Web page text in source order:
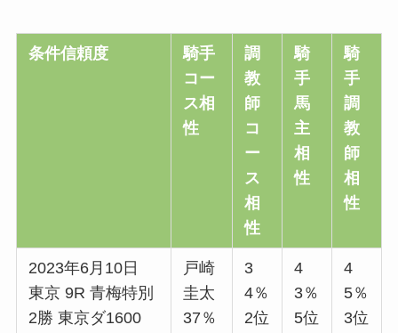
条件信頼度
騎手
コー
ス相
性
調
教
師
コ
ー
ス
相
性
騎
手
馬
主
相
性
騎
手
調
教
師
相
性
2023年6月10日
東京 9R 青梅特別
2勝 東京ダ1600
戸崎
圭太
37％
3
4％
2位
4
3％
5位
4
5％
3位